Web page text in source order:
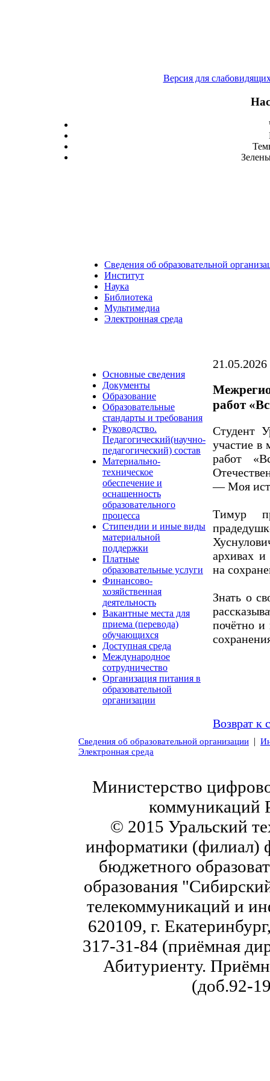
Версия для
Сведения об образовательной
Институт
Наука
Библиотека
Мультимедиа
Электронная среда
Основные сведения
Документы
Образование
Образовательные
стандарты и требования
Руководство.
Педагогический(научно-
педагогический) состав
Материально-
техническое
обеспечение и
оснащенность
образовательного
процесса
Стипендии и иные виды
материальной
поддержки
Платные
образовательные услуги
Финансово-
хозяйственная
деятельность
Вакантные места для
приема (перевода)
обучающихся
Доступная среда
Международное
сотрудничество
Организация питания в
образовательной
организации
21.05.2026
работ
Студент
участие в
работ
— Моя
Тимур
архивах и
на
Знать о
почётно и
Возврат к
Сведения об образовательной организации |
Электронная среда
Министерство
коммуникаций
© 2015 Уральский
информатики (филиал)
бюджетного
образования
телекоммуникаций и
620109, г.
317-31-84 (приёмная
Абитуриенту.
(доб.92-